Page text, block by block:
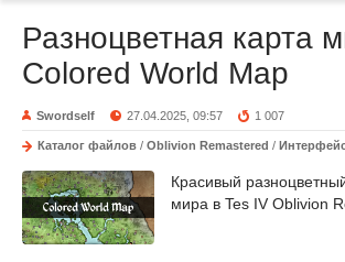
Разноцветная карта
Colored World Map
Swordself 27.04.2025, 09:57 1 007
Каталог файлов / Oblivion Remastered /
Красивый
мира в Tes IV Oblivion